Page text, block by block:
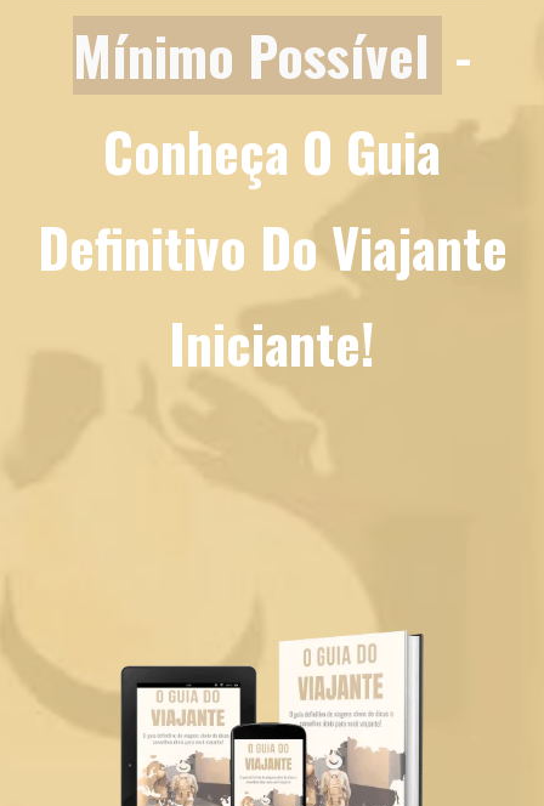
Mínimo Possível -
Conheça O Guia
Definitivo Do Viajante
Iniciante!